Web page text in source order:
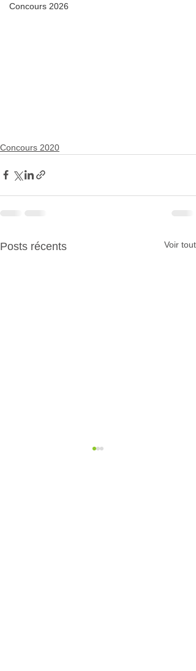
Concours 2026
Concours 2020
Posts récents Voir tout